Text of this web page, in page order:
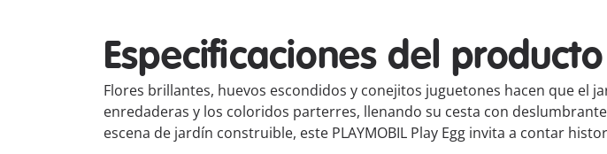
Especificaciones del producto
Flores brillantes, huevos escondidos y conejitos juguetones hacen que el
enredaderas y los coloridos parterres, llenando su cesta con
escena de jardín construible, este PLAYMOBIL Play Egg invita a contar